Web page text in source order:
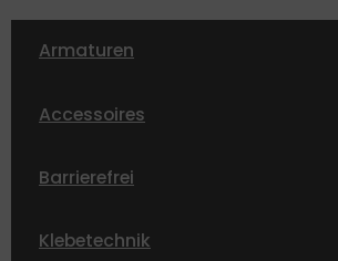
Armaturen
Accessoires
Barrierefrei
Klebetechnik